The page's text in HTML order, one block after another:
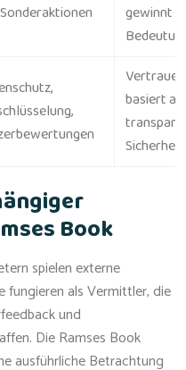
gewinnt
basiert
Book
spielen externe
fungieren als Vermittler, die
und
Die Ramses Book
ausführliche Betrachtung